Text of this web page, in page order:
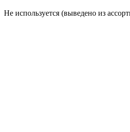
Не используется (выведено из